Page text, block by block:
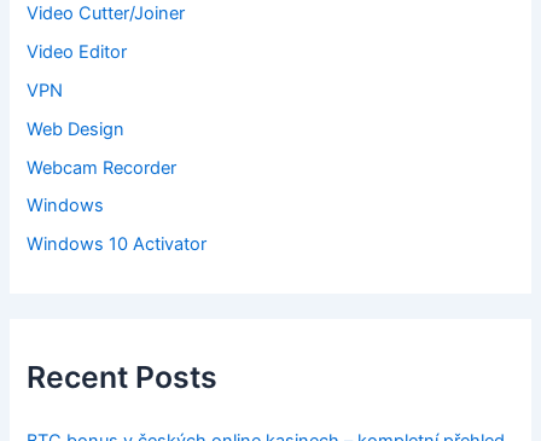
Video Cutter/Joiner
Video Editor
VPN
Web Design
Webcam Recorder
Windows
Windows 10 Activator
Recent Posts